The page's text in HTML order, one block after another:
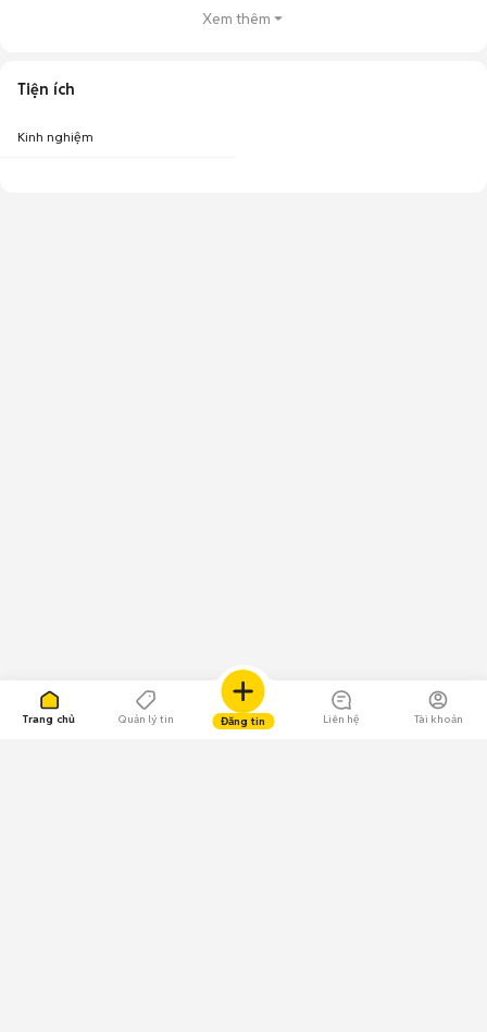
Trang chủ Quản lý tin Đăng tin Liên hệ Tài khoản
Xem thêm
Tiện ích
Kinh nghiệm